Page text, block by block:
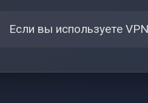
Если вы используете